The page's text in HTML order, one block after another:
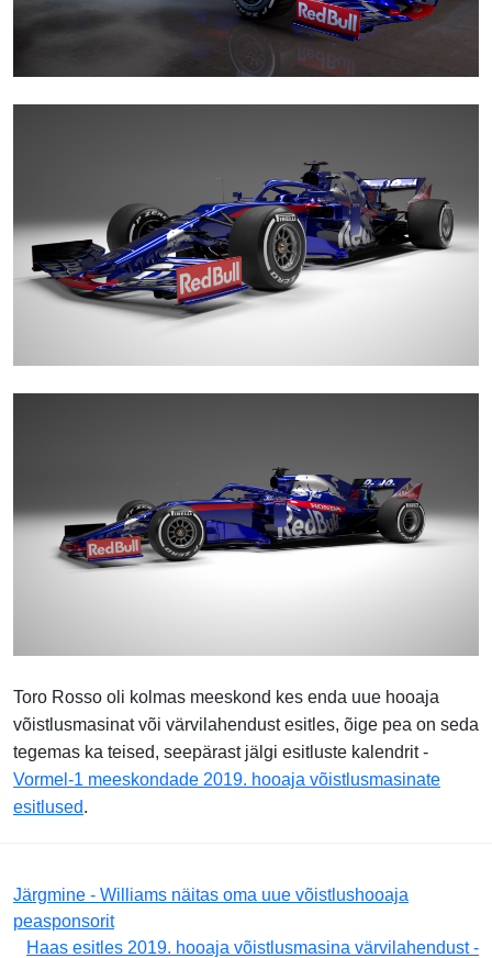
Toro Rosso oli kolmas meeskond kes enda uue hooaja
võistlusmasinat või värvilahendust esitles, õige pea on seda
tegemas ka teised, seepärast jälgi esitluste kalendrit -
Vormel-1 meeskondade 2019. hooaja võistlusmasinate
esitlused.
Järgmine - Williams näitas oma uue võistlushooaja
peasponsorit
Haas esitles 2019. hooaja võistlusmasina värvilahendust -